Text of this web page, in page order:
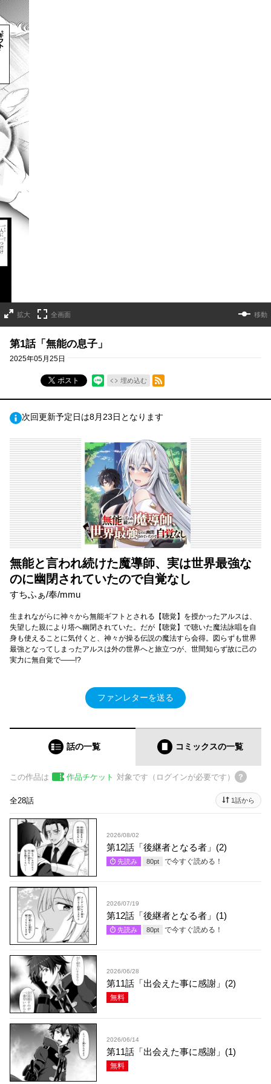
拡大 全画面 移動
第1話「無能の息子」
2025年05月25日
ポスト 埋め込む
RSSフィード
次回更新予定日は8月23日となります
無能と言われ続けた魔導師、実は世界最強な
のに幽閉されていたので自覚なし
すちふぁ/奉/mmu
生まれながらに神々から無能ギフトとされる【聴覚】を授かったアルスは、
失望した親により塔へ幽閉されていた。だが【聴覚】で聴いた魔法詠唱を自
身も使えることに気付くと、神々が操る伝説の魔法すら会得。図らずも世界
最強となってしまったアルスは外の世界へと旅立つが、世間知らず故に己の
実力に無自覚で――!?
ファンレターを送る
話の一覧 コミックスの一覧
この作品は 作品チケット 対象です（ログインが必要です）
全28話 1話から
2026/08/02
第12話「後継者となる者」(2)
先読み 80pt で今すぐ読める！
2026/07/19
第12話「後継者となる者」(1)
先読み 80pt で今すぐ読める！
2026/06/28
第11話「出会えた事に感謝」(2)
無料
2026/06/14
第11話「出会えた事に感謝」(1)
無料